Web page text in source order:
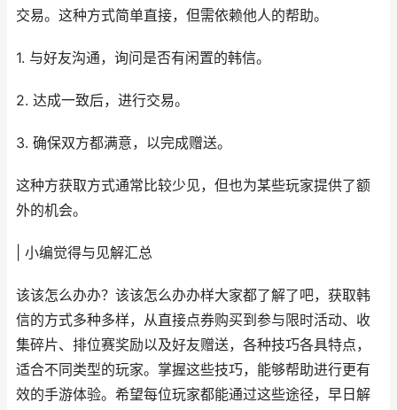
交易。这种方式简单直接，但需依赖他人的帮助。
1. 与好友沟通，询问是否有闲置的韩信。
2. 达成一致后，进行交易。
3. 确保双方都满意，以完成赠送。
这种方获取方式通常比较少见，但也为某些玩家提供了额
外的机会。
| 小编觉得与见解汇总
该该怎么办办？该该怎么办办样大家都了解了吧，获取韩
信的方式多种多样，从直接点券购买到参与限时活动、收
集碎片、排位赛奖励以及好友赠送，各种技巧各具特点，
适合不同类型的玩家。掌握这些技巧，能够帮助进行更有
效的手游体验。希望每位玩家都能通过这些途径，早日解